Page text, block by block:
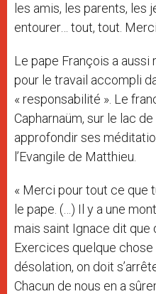
les amis, les parents, les
entourer… tout, tout. Merci
Le pape François a
pour le travail accompli
« responsabilité ». Le
Capharnaüm, sur le lac
approfondir ses
l’Evangile de Matthieu.
« Merci pour tout ce que
le pape. (…) Il y a une
mais saint Ignace dit que
Exercices quelque
désolation, on doit
Chacun de nous en a